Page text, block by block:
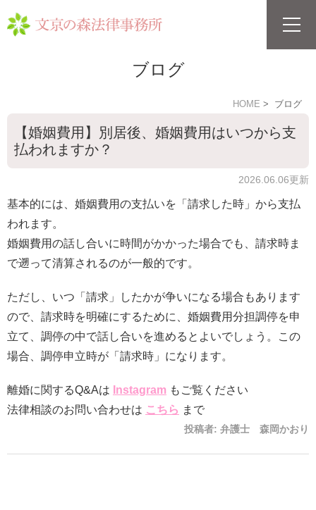
ブログ
HOME ブログ
【婚姻費用】別居後、婚姻費用はいつから支
払われますか？
2026.06.06更新
基本的には、婚姻費用の支払いを「請求した時」から支払
われます。
婚姻費用の話し合いに時間がかかった場合でも、請求時ま
で遡って清算されるのが一般的です。
ただし、いつ「請求」したかが争いになる場合もあります
ので、請求時を明確にするために、婚姻費用分担調停を申
立て、調停の中で話し合いを進めるとよいでしょう。この
場合、調停申立時が「請求時」になります。
離婚に関するQ&Aは Instagram もご覧ください
法律相談のお問い合わせは こちら まで
投稿者: 弁護士 森岡かおり